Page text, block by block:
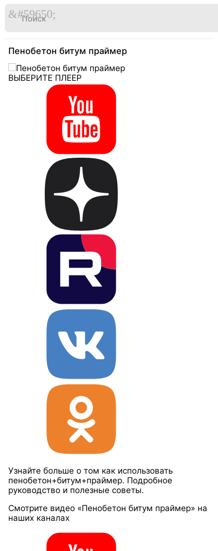
Перейти
Пенобетон битум праймер
ВЫБЕРИТЕ ПЛЕЕР
Узнайте больше о том как использовать
пенобетон+битум+праймер. Подробное
руководство и полезные советы.
Смотрите видео «Пенобетон битум праймер» на
наших каналах